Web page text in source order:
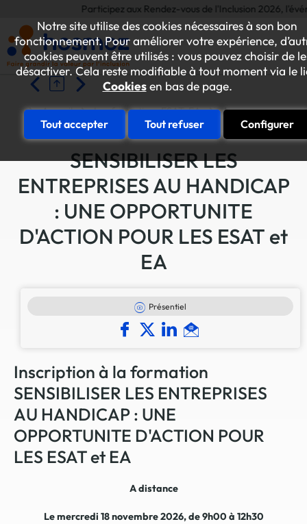
Notre site utilise des cookies nécessaires à son bon
fonctionnement. Pour améliorer votre expérience,
cookies peuvent être utilisés : vous pouvez choisir de
désactiver. Cela reste modifiable à tout moment via le
Cookiesen bas de page.
Tout accepter Tout refuser Configurer
Participez aux Rendez-vous de l'Inclusion 2026,
Accueil Les formations ESAT-EA Accompagner
SENSIBILISER LES
ENTREPRISES AU HANDICAP
: UNE OPPORTUNITE
D'ACTION POUR LES ESAT et
EA
Présentiel
Inscription à la formation
SENSIBILISER LES ENTREPRISES
AU HANDICAP : UNE
OPPORTUNITE D'ACTION POUR
LES ESAT et EA
A distance
Le mercredi 18 novembre 2026, de 9h00 à 12h30